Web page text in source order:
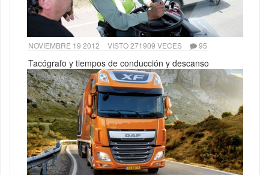
NOVIEMBRE 19 2012 VISTO 271909 VECES 95
Tacógrafo y tiempos de conducción y descanso